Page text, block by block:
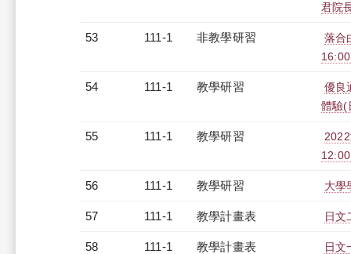
君院
53 111-1 非教學研習
落合
54 111-1 教學研習
優良
體驗(
55 111-1 教學研習
56 111-1 教學研習 大學
57 111-1 教學計畫表 日文
58 111-1 教學計畫表 日文